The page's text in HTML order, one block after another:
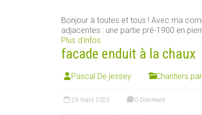
Bonjour à toutes et tous ! Avec ma
adjacentes : une partie pré-1900 en
Plus d’infos
facade enduit à la chaux
Pascal De jessey Chantiers
29 mars 2025 0 Comment